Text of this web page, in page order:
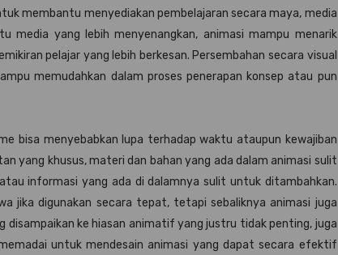
membantu menyediakan pembelajaran secara maya, media
media yang lebih menyenangkan, animasi mampu menarik
pelajar yang lebih berkesan. Persembahan secara visual
memudahkan dalam proses penerapan konsep atau pun
bisa menyebabkan lupa terhadap waktu ataupun kewajiban
yang khusus, materi dan bahan yang ada dalam animasi sulit
informasi yang ada di dalamnya sulit untuk ditambahkan.
jika digunakan secara tepat, tetapi sebaliknya animasi juga
ke hiasan animatif yang justru tidak penting, juga
untuk mendesain animasi yang dapat secara efektif